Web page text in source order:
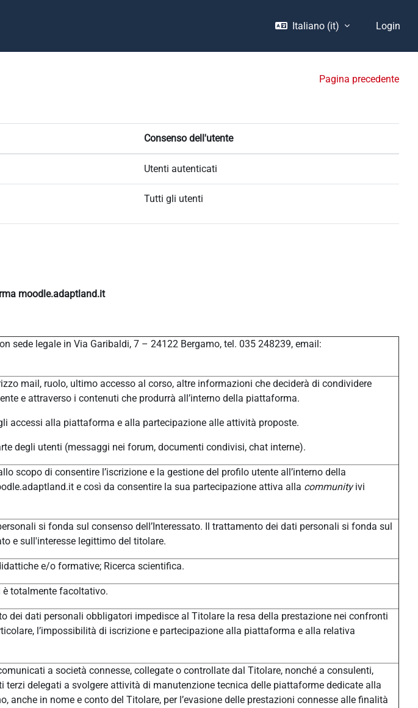
Italiano ‎(it)‎ Login
Pagina precedente
Consenso dell'utente
Utenti autenticati
Tutti gli utenti
moodle.adaptland.it
sede legale in Via Garibaldi, 7 – 24122 Bergamo, tel. 035 248239, email:
mail, ruolo, ultimo accesso al corso, altre informazioni che deciderà di condividere
e attraverso i contenuti che produrrà all’interno della piattaforma.
accessi alla piattaforma e alla partecipazione alle attività proposte.
degli utenti (messaggi nei forum, documenti condivisi, chat interne).
scopo di consentire l’iscrizione e la gestione del profilo utente all’interno della
e così da consentire la sua partecipazione attiva alla communityivi
si fonda sul consenso dell’Interessato. Il trattamento dei dati personali si fonda sul
e sull'interesse legittimo del titolare.
e/o formative; Ricerca scientifica.
totalmente facoltativo.
dei dati personali obbligatori impedisce al Titolare la resa della prestazione nei confronti
l’impossibilità di iscrizione e partecipazione alla piattaforma e alla relativa
a società connesse, collegate o controllate dal Titolare, nonché a consulenti,
terzi delegati a svolgere attività di manutenzione tecnica delle piattaforme dedicate alla
anche in nome e conto del Titolare, per l’evasione delle prestazioni connesse alle finalità